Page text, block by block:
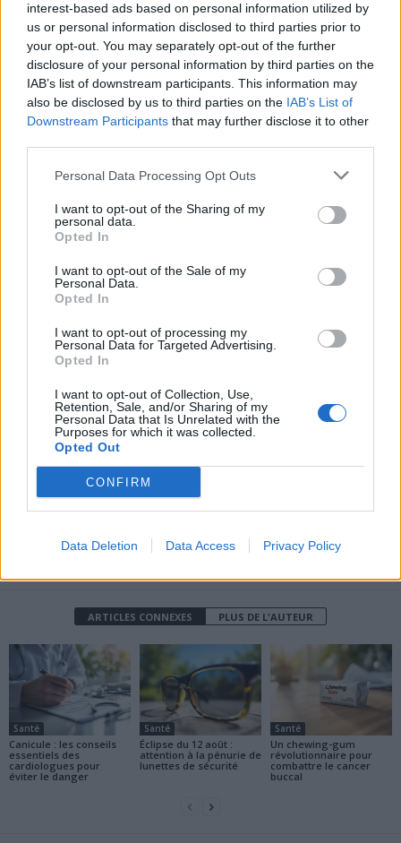
interest-based ads based on personal information utilized by
us or personal information disclosed to third parties prior to
your opt-out. You may separately opt-out of the further
disclosure of your personal information by third parties on the
IAB’s list of downstream participants. This information may
also be disclosed by us to third parties on the IAB’s List of
Downstream Participants that may further disclose it to other
Personal Data Processing Opt Outs
I want to opt-out of the Sharing of my
personal data.
Opted In
I want to opt-out of the Sale of my
Personal Data.
Opted In
I want to opt-out of processing my
Personal Data for Targeted Advertising.
Opted In
I want to opt-out of Collection, Use,
Retention, Sale, and/or Sharing of my
Personal Data that Is Unrelated with the
Purposes for which it was collected.
Opted Out
CONFIRM
Data Deletion Data Access Privacy Policy
Quelques semaines après le diagnostic, Jacqueline a subi une
intervention pour retirer la tache par couches successives, chacune
examinée au microscope jusqu’à l’élimination complète des cellules
cancéreuses. La cicatrice a mis environ un an à guérir et s’est peu
à peu estompée. Lors de visites dermatologiques, il est conseillé
d’apporter des photos de la lésion, de préciser sa date d’apparition,
préférable de consulter un professionnel plutôt que de laisser une
tache suspecte évoluer en silence.
Article précédent
Découverte choc : un
augmente le risque de
cancer du pancréas
Article suivant
certains cancers
ARTICLES CONNEXES PLUS DE L'AUTEUR
Santé
Canicule : les conseils
essentiels des
cardiologues pour
éviter le danger
Santé
Éclipse du 12 août :
attention à la pénurie de
lunettes de sécurité
Santé
Un chewing-gum
révolutionnaire pour
combattre le cancer
buccal